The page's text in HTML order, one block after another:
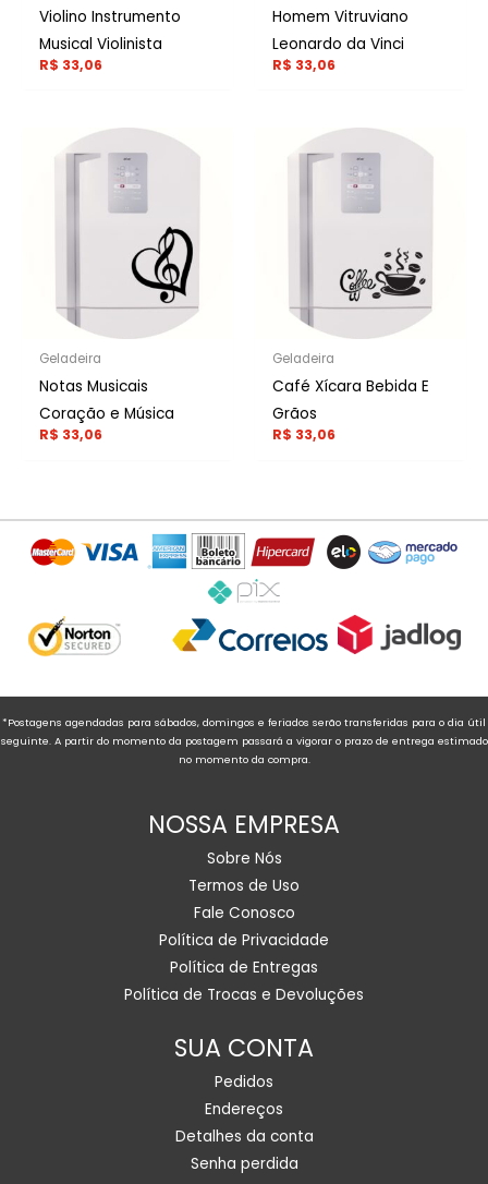
Violino Instrumento
Musical Violinista
R$ 33,06
Homem Vitruviano
Leonardo da Vinci
R$ 33,06
Geladeira
Notas Musicais
Coração e Música
R$ 33,06
Geladeira
Café Xícara Bebida E
Grãos
R$ 33,06
*Postagens agendadas para sábados, domingos e feriados serão transferidas para o dia útil
seguinte. A partir do momento da postagem passará a vigorar o prazo de entrega estimado
no momento da compra.
NOSSA EMPRESA
Sobre Nós
Termos de Uso
Fale Conosco
Política de Privacidade
Política de Entregas
Política de Trocas e Devoluções
SUA CONTA
Pedidos
Endereços
Detalhes da conta
Senha perdida